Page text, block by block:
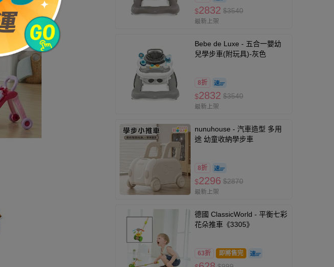
$2832 $3540
最新上架
Bebe de Luxe - 五合一嬰幼
兒學步車(附玩具)-灰色
8折
$2832 $3540
最新上架
nunuhouse - 汽車造型 多用
途 幼童收納學步車
8折
$2296 $2870
最新上架
德國 ClassicWorld - 平衡七彩
花朵推車《3305》
63折 即將售完